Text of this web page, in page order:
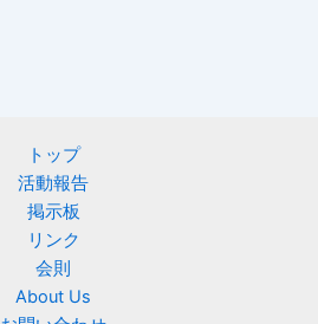
トップ
活動報告
掲示板
リンク
会則
About Us